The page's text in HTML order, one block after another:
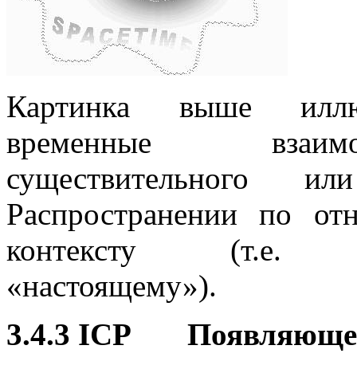
Картинка выше
временные
существительного
Распространении по
контексту (т.е.
«настоящему»).
3.4.3 ICP